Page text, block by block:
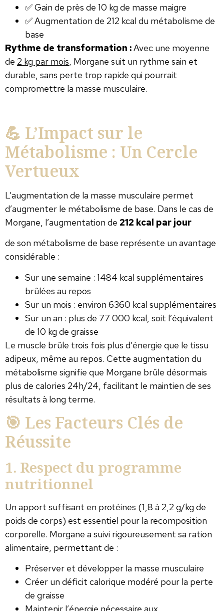
✅ Gain de près de 10 kg de masse maigre
✅ Augmentation de 212 kcal du métabolisme de
base
Rythme de transformation :Avec une moyenne
de 2 kg par mois, Morgane suit un rythme sain et
durable, sans perte trop rapide qui pourrait
compromettre la masse musculaire.
💪 L’Impact sur le
Métabolisme : Un Cercle
Vertueux
L’augmentation de la masse musculaire permet
d’augmenter le métabolisme de base. Dans le cas de
Morgane, l’augmentation de 212 kcal par jour
de son métabolisme de base représente un avantage
considérable :
Sur une semaine : 1484 kcal supplémentaires
brûlées au repos
Sur un mois : environ 6360 kcal supplémentaires
Sur un an : plus de 77 000 kcal, soit l’équivalent
de 10 kg de graisse
Le muscle brûle trois fois plus d’énergie que le tissu
adipeux, même au repos. Cette augmentation du
métabolisme signifie que Morgane brûle désormais
plus de calories 24h/24, facilitant le maintien de ses
résultats à long terme.
🎯 Les Facteurs Clés de
Réussite
1. Respect du programme
nutritionnel
Un apport suffisant en protéines (1,8 à 2,2 g/kg de
poids de corps) est essentiel pour la recomposition
corporelle. Morgane a suivi rigoureusement sa ration
alimentaire, permettant de :
Préserver et développer la masse musculaire
Créer un déficit calorique modéré pour la perte
de graisse